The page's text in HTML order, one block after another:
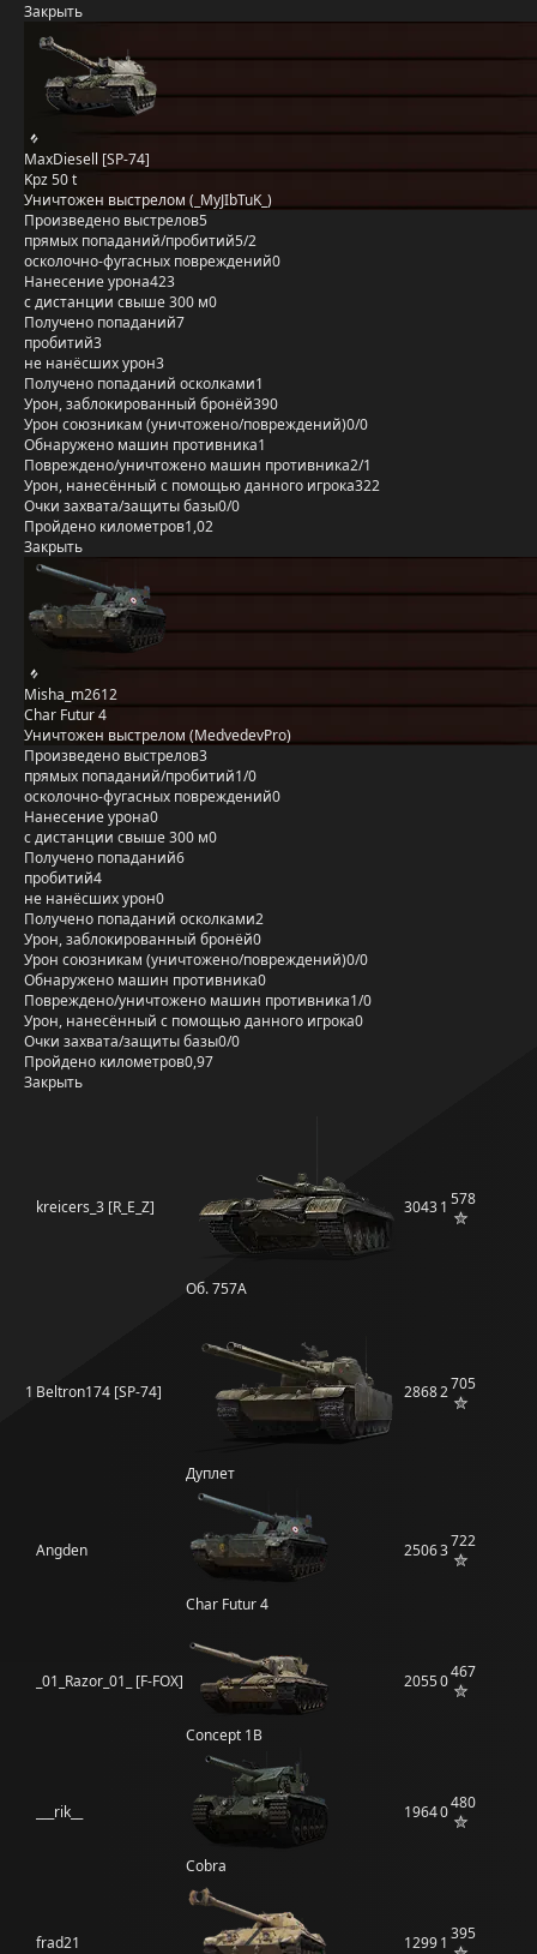
Закрыть
MaxDiesell [SP-74]
Kpz 50 t
Уничтожен выстрелом (_MyJIbTuK_)
Произведено выстрелов5
прямых попаданий/пробитий5/2
осколочно-фугасных повреждений0
Нанесение урона423
с дистанции свыше 300 м0
Получено попаданий7
пробитий3
не нанёсших урон3
Получено попаданий осколками1
Урон, заблокированный бронёй390
Урон союзникам (уничтожено/повреждений)0/0
Обнаружено машин противника1
Повреждено/уничтожено машин противника2/1
Урон, нанесённый с помощью данного игрока322
Очки захвата/защиты базы0/0
Пройдено километров1,02
Закрыть
Misha_m2612
Char Futur 4
Уничтожен выстрелом (MedvedevPro)
Произведено выстрелов3
прямых попаданий/пробитий1/0
осколочно-фугасных повреждений0
Нанесение урона0
с дистанции свыше 300 м0
Получено попаданий6
пробитий4
не нанёсших урон0
Получено попаданий осколками2
Урон, заблокированный бронёй0
Урон союзникам (уничтожено/повреждений)0/0
Обнаружено машин противника0
Повреждено/уничтожено машин противника1/0
Урон, нанесённый с помощью данного игрока0
Очки захвата/защиты базы0/0
Пройдено километров0,97
Закрыть
kreicers_3 [R_E_Z]
Об. 757А
30431 578
1 Beltron174 [SP-74]
Дуплет
28682705
Angden
Char Futur 4
25063722
_01_Razor_01_ [F-FOX]
Concept 1B
20550467
___rik__
Cobra
19640480
frad21 12991 395